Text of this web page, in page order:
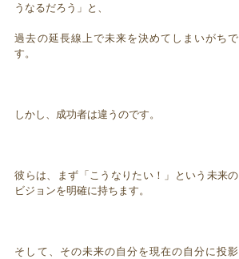
うなるだろう」と、
過去の延長線上で未来を決めてしまいがちで
す。
しかし、成功者は違うのです。
彼らは、まず「こうなりたい！」という未来の
ビジョンを明確に持ちます。
そして、その未来の自分を現在の自分に投影